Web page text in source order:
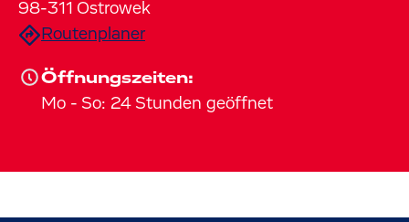
98-311 Ostrowek
Routenplaner
Öffnungszeiten:
Mo - So: 24 Stunden geöffnet